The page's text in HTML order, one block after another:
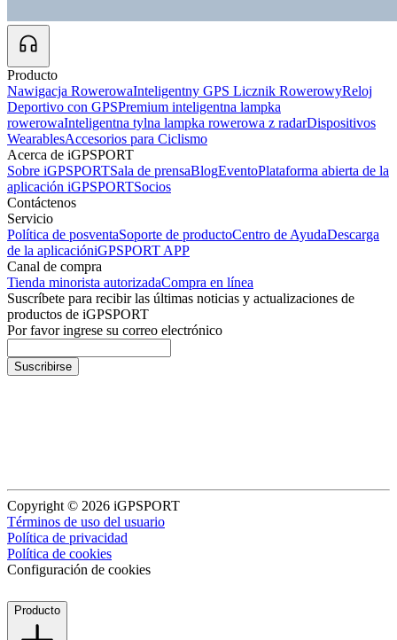
Producto
Nawigacja RowerowaInteligentny GPS Licznik RowerowyReloj
Deportivo con GPSPremium inteligentna lampka
rowerowaInteligentna tylna lampka rowerowa z radarDispositivos
WearablesAccesorios para Ciclismo
Acerca de iGPSPORT
Sobre iGPSPORTSala de prensaBlogEventoPlataforma abierta de la
aplicación iGPSPORTSocios
Contáctenos
Servicio
Política de posventaSoporte de productoCentro de AyudaDescarga
de la aplicacióniGPSPORT APP
Canal de compra
Tienda minorista autorizadaCompra en línea
Suscríbete para recibir las últimas noticias y actualizaciones de
productos de iGPSPORT
Por favor ingrese su correo electrónico
Suscribirse
Copyright © 2026 iGPSPORT
Términos de uso del usuario
Política de privacidad
Política de cookies
Configuración de cookies
Producto